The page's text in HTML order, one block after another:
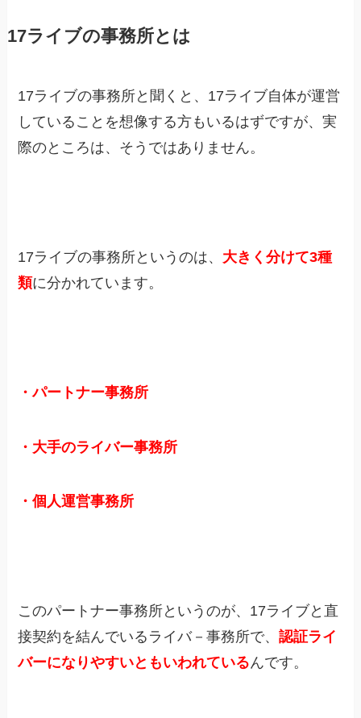
17ライブの事務所とは
17ライブの事務所と聞くと、17ライブ自体が運営
していることを想像する方もいるはずですが、実
際のところは、そうではありません。
17ライブの事務所というのは、 大きく分けて3種
類に分かれています。
・パートナー事務所
・大手のライバー事務所
・個人運営事務所
このパートナー事務所というのが、17ライブと直
接契約を結んでいるライバ－事務所で、認証ライ
バーになりやすいともいわれているんです。